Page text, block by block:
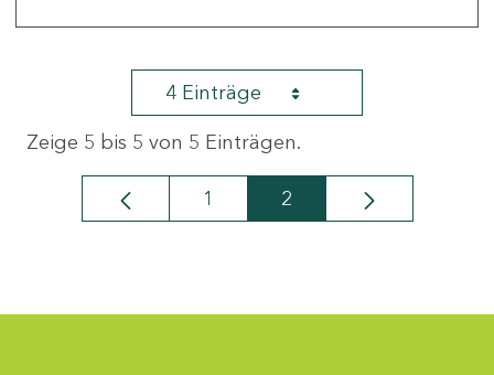
4 Einträge
Zeige 5 bis 5 von 5 Einträgen.
Seite
1 Seite
2